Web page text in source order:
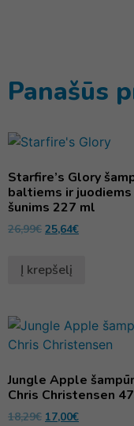
Panašūs
Starfire’s Glory
baltiems ir juodiems
šunims 227 ml
26,99€ 25,64€
Į krepšelį
Jungle Apple
Chris Christensen
18,29€ 17,00€